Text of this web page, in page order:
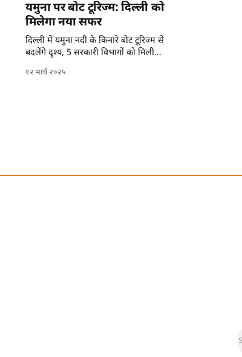
यमुना पर बोट टूरिज्म: दिल्ली को
मिलेगा नया सफर
दिल्ली में यमुना नदी के किनारे बोट टूरिज्म से
बदलेंगे दृश्य, 5 सरकारी विभागों को मिली
जिम्मेदारी।
१२ मार्च २०२५